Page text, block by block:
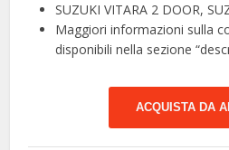
SUZUKI VITARA 2 DOOR,
Maggiori informazioni sulla
disponibili nella sezione
ACQUISTA DA